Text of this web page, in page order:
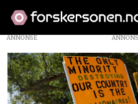
ANNONSE